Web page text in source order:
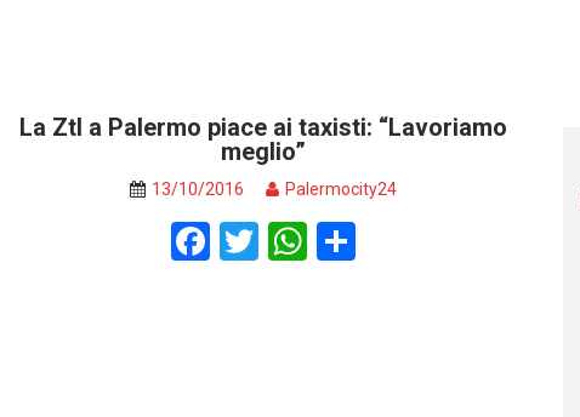
La Ztl a Palermo piace ai taxisti: “Lavoriamo
meglio”
13/10/2016 Palermocity24
F
T W